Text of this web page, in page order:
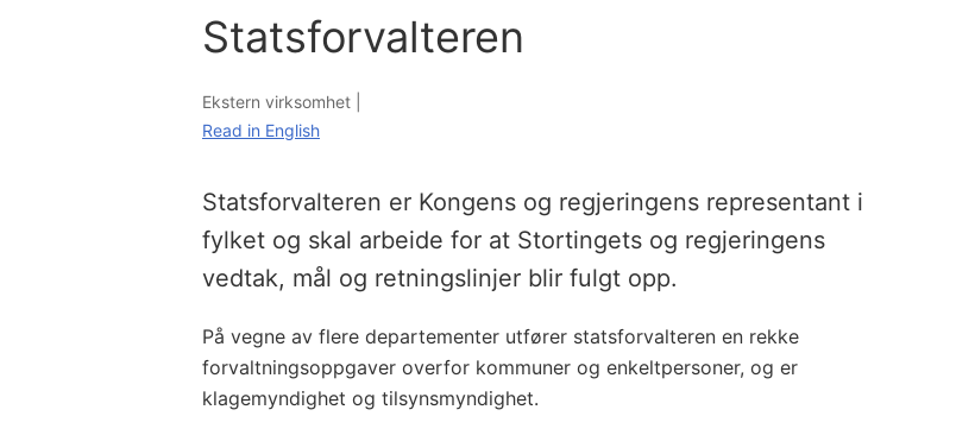
Statsforvalteren
Ekstern virksomhet |
Read in English
Statsforvalteren er Kongens og regjeringens representant i
fylket og skal arbeide for at Stortingets og regjeringens
vedtak, mål og retningslinjer blir fulgt opp.
På vegne av flere departementer utfører statsforvalteren en rekke
forvaltningsoppgaver overfor kommuner og enkeltpersoner, og er
klagemyndighet og tilsynsmyndighet.